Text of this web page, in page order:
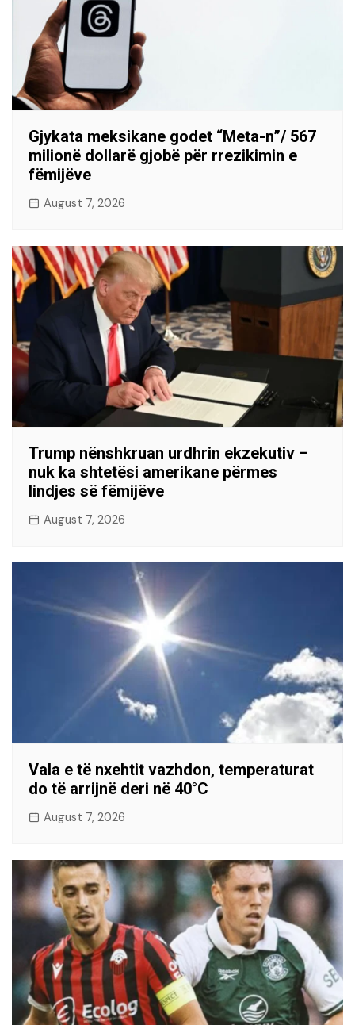
Gjykata meksikane godet “Meta-n”/ 567
milionë dollarë gjobë për rrezikimin e
fëmijëve
August 7, 2026
Trump nënshkruan urdhrin ekzekutiv –
nuk ka shtetësi amerikane përmes
lindjes së fëmijëve
August 7, 2026
Vala e të nxehtit vazhdon, temperaturat
do të arrijnë deri në 40°C
August 7, 2026